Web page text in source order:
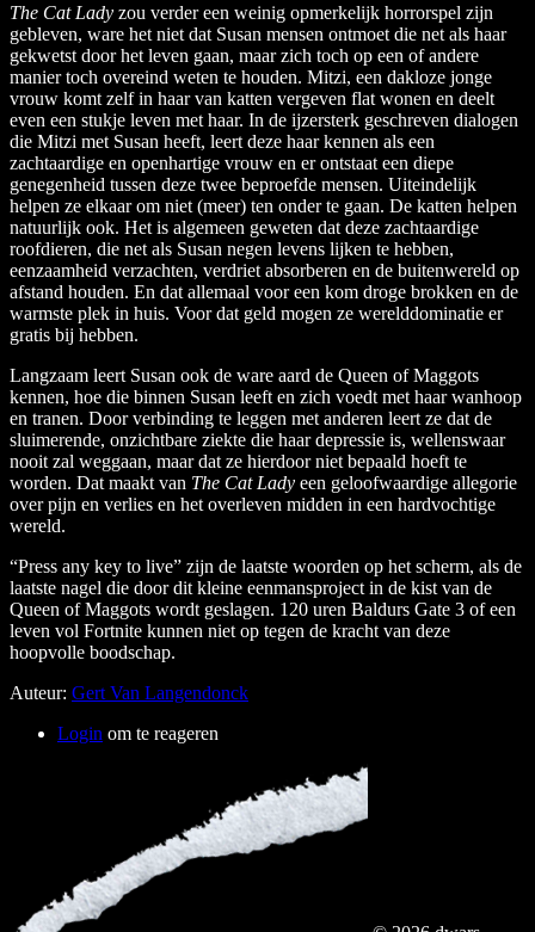
The Cat Lady zou verder een weinig opmerkelijk horrorspel zijn
gebleven, ware het niet dat Susan mensen ontmoet die net als haar
gekwetst door het leven gaan, maar zich toch op een of andere
manier toch overeind weten te houden. Mitzi, een dakloze jonge
vrouw komt zelf in haar van katten vergeven flat wonen en deelt
even een stukje leven met haar. In de ijzersterk geschreven dialogen
die Mitzi met Susan heeft, leert deze haar kennen als een
zachtaardige en openhartige vrouw en er ontstaat een diepe
genegenheid tussen deze twee beproefde mensen. Uiteindelijk
helpen ze elkaar om niet (meer) ten onder te gaan. De katten helpen
natuurlijk ook. Het is algemeen geweten dat deze zachtaardige
roofdieren, die net als Susan negen levens lijken te hebben,
eenzaamheid verzachten, verdriet absorberen en de buitenwereld op
afstand houden. En dat allemaal voor een kom droge brokken en de
warmste plek in huis. Voor dat geld mogen ze werelddominatie er
gratis bij hebben.
Langzaam leert Susan ook de ware aard de Queen of Maggots
kennen, hoe die binnen Susan leeft en zich voedt met haar wanhoop
en tranen. Door verbinding te leggen met anderen leert ze dat de
sluimerende, onzichtbare ziekte die haar depressie is, wellenswaar
nooit zal weggaan, maar dat ze hierdoor niet bepaald hoeft te
worden. Dat maakt van The Cat Lady een geloofwaardige allegorie
over pijn en verlies en het overleven midden in een hardvochtige
wereld.
“Press any key to live” zijn de laatste woorden op het scherm, als de
laatste nagel die door dit kleine eenmansproject in de kist van de
Queen of Maggots wordt geslagen. 120 uren Baldurs Gate 3 of een
leven vol Fortnite kunnen niet op tegen de kracht van deze
hoopvolle boodschap.
Auteur: Gert Van Langendonck
Login om te reageren